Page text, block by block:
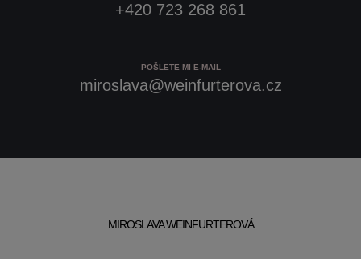
+420 723 268 861
POŠLETE MI E-MAIL
miroslava@weinfurterova.cz
MIROSLAVA WEINFURTEROVÁ